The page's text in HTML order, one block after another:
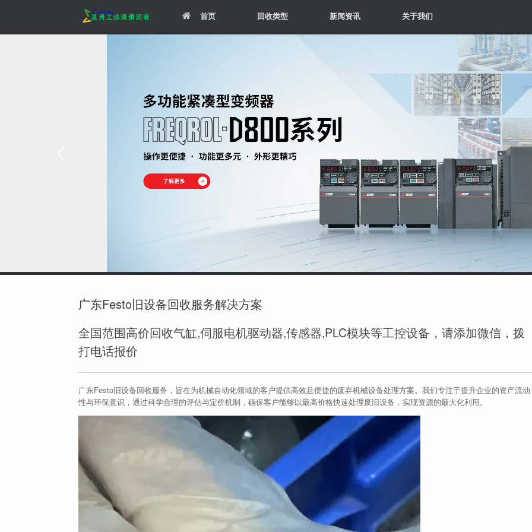
首页 回收类型 新闻资讯 关于我们
广东Festo旧设备回收服务解决方案
全国范围高价回收气缸,伺服电机驱动器,传感器,PLC模块等工控设备，请添加微信，拨
打电话报价
广东Festo旧设备回收服务，旨在为机械自动化领域的客户提供高效且便捷的废弃机械设备处理方案。我们专注于提升企业的资产流动
性与环保意识，通过科学合理的评估与定价机制，确保客户能够以最高价格快速处理废旧设备，实现资源的最大化利用。